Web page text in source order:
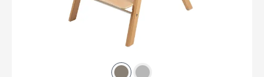
Slide 1
Slide